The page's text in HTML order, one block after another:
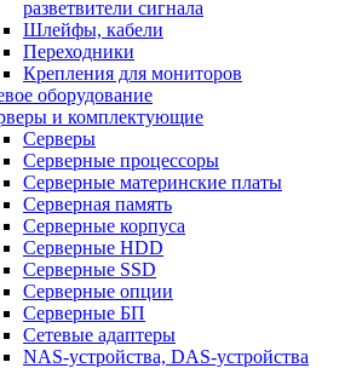
разветвители сигнала
Шлейфы, кабели
Переходники
Крепления для мониторов
оборудование
и комплектующие
Серверы
Серверные процессоры
Серверные материнские платы
Серверная память
Серверные корпуса
Серверные HDD
Серверные SSD
Серверные опции
Серверные БП
Сетевые адаптеры
NAS-устройства, DAS-устройства